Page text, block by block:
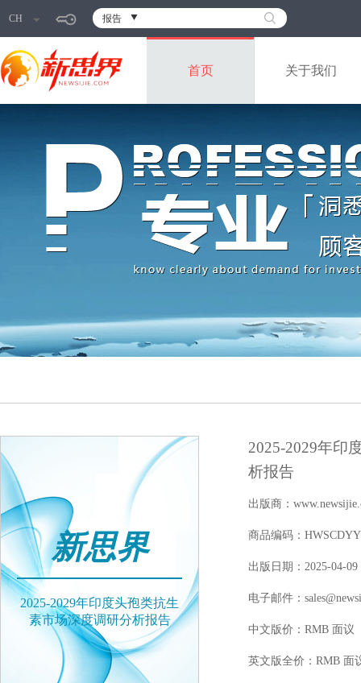
CH 报告
首页 关于我们
新思界
2025-2029年印度头孢类抗生
素市场深度调研分析报告
2025-2029年印
析报告
出版商：
商品编码：
出版日期：2025-04-09
电子邮件：
中文版价：RMB 面议
英文版全价：RMB 面